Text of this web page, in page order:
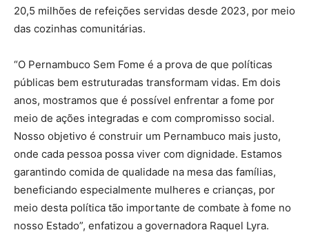
20,5 milhões de refeições servidas desde 2023, por meio
das cozinhas comunitárias.
“O Pernambuco Sem Fome é a prova de que políticas
públicas bem estruturadas transformam vidas. Em dois
anos, mostramos que é possível enfrentar a fome por
meio de ações integradas e com compromisso social.
Nosso objetivo é construir um Pernambuco mais justo,
onde cada pessoa possa viver com dignidade. Estamos
garantindo comida de qualidade na mesa das famílias,
beneficiando especialmente mulheres e crianças, por
meio desta política tão importante de combate à fome no
nosso Estado”, enfatizou a governadora Raquel Lyra.